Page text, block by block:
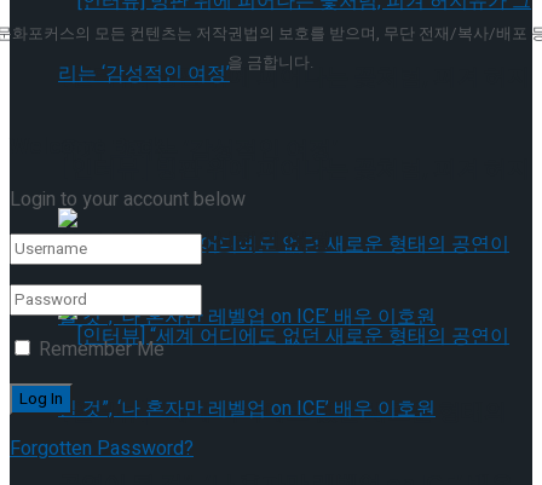
[인터뷰] 빙판 위에 피어나는 꽃처럼, 피겨 허지
[인터뷰] “세계 어디에도 없던 새로운 형태의
유가 그리는 ‘감성적인 여정’
화포커스의 모든 컨텐츠는 저작권법의 보호를 받으며, 무단 전재/복사/배포
을 금합니다.
Login to your account below
Remember Me
Forgotten Password?